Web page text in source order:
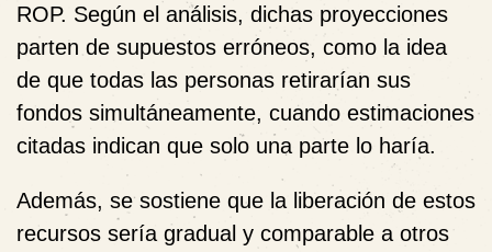
ROP. Según el análisis, dichas proyecciones
parten de supuestos erróneos, como la idea
de que todas las personas retirarían sus
fondos simultáneamente, cuando estimaciones
citadas indican que solo una parte lo haría.
Además, se sostiene que la liberación de estos
recursos sería gradual y comparable a otros